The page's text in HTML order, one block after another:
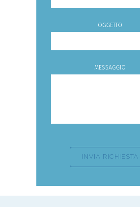
OGGETTO
MESSAGGIO